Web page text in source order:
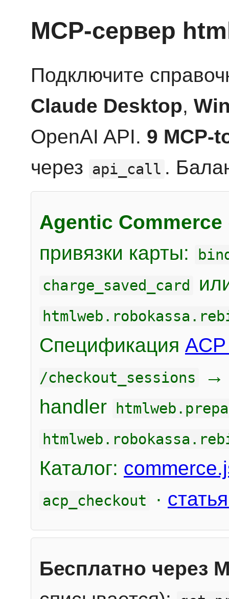
MCP-сервер
Подключите
Claude Desktop,
OpenAI API. 9 MCP-
через api_call .
Agentic Commerce
привязки карты:
charge_saved_card
Спецификация
/checkout_sessions
handler
Каталог:
acp_checkout ·
Бесплатно через